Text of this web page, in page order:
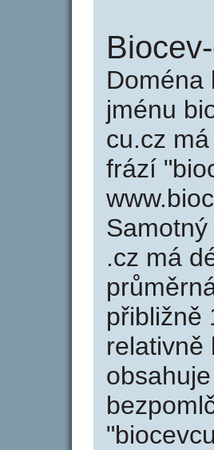
Doména
jménu
cu.cz
frází
.cz má
přibližně
relativně